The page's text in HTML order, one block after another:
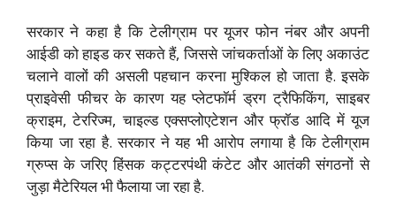
सरकार ने कहा है कि टेलीग्राम पर यूजर फोन नंबर और अपनी
आईडी को हाइड कर सकते हैं, जिससे जांचकर्ताओं के लिए अकाउंट
चलाने वालों की असली पहचान करना मुश्किल हो जाता है. इसके
प्राइवेसी फीचर के कारण यह प्लेटफॉर्म ड्रग ट्रैफिकिंग, साइबर
क्राइम, टेररिज्म, चाइल्ड एक्सप्लोएटेशन और फ्रॉड आदि में यूज
किया जा रहा है. सरकार ने यह भी आरोप लगाया है कि टेलीग्राम
ग्रुप्स के जरिए हिंसक कट्टरपंथी कंटेट और आतंकी संगठनों से
जुड़ा मैटेरियल भी फैलाया जा रहा है.